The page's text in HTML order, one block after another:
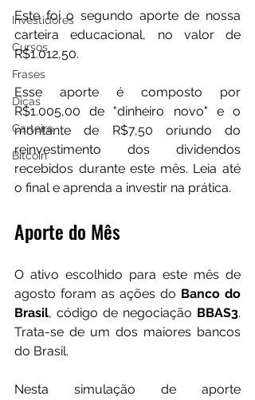
Investidores
Cursos
Frases
Dicas
Carteira
Bitcoin
Este foi o segundo aporte de nossa
carteira educacional, no valor de
R$1.012,50.
Esse aporte é composto por
R$1.005,00 de "dinheiro novo" e o
montante de R$7,50 oriundo do
reinvestimento dos dividendos
recebidos durante este mês. Leia até
o final e aprenda a investir na prática.
Aporte do Mês
O ativo escolhido para este mês de
agosto foram as ações do Banco do
Brasil, código de negociação BBAS3.
Trata-se de um dos maiores bancos
do Brasil.
Nesta simulação de aporte